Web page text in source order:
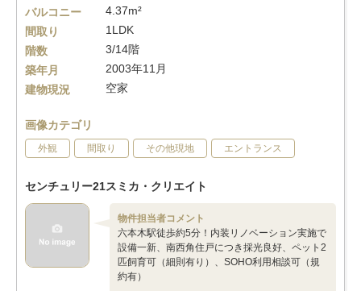
バルコニー
4.37m²
間取り
1LDK
階数
3/14階
築年月
2003年11月
建物現況
空家
画像カテゴリ
外観 間取り その他現地 エントランス
センチュリー21スミカ・クリエイト
物件担当者コメント
六本木駅徒歩約5分！内装リノベーション実施で
設備一新、南西角住戸につき採光良好、ペット2
匹飼育可（細則有り）、SOHO利用相談可（規
約有）